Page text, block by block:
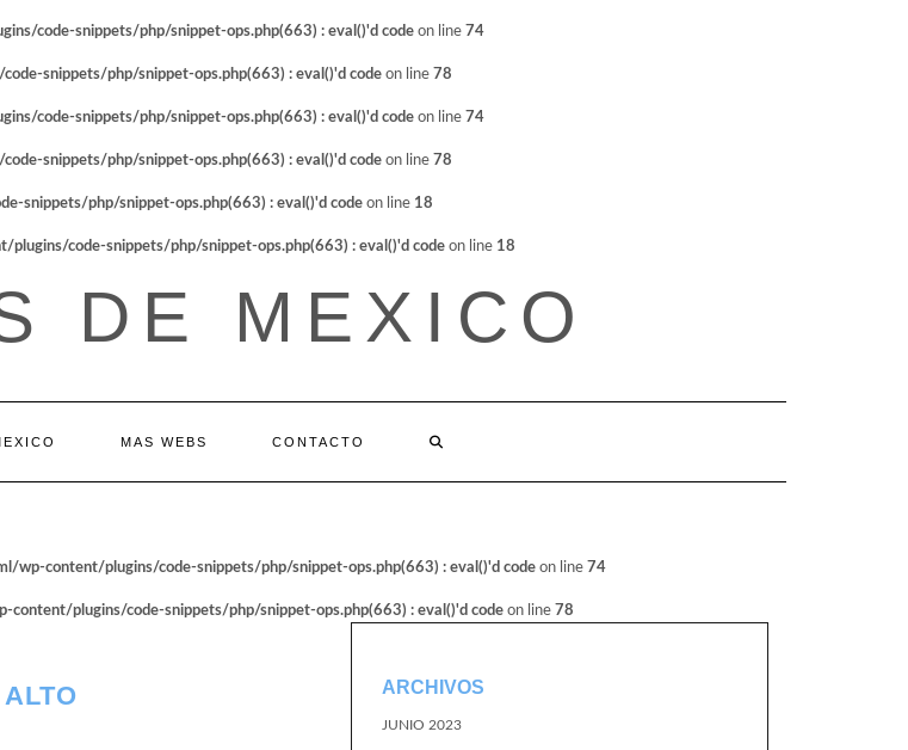
code-snippets/php/snippet-ops.php(663) : eval()'d code on line 74
snippets/php/snippet-ops.php(663) : eval()'d code on line 78
code-snippets/php/snippet-ops.php(663) : eval()'d code on line 74
snippets/php/snippet-ops.php(663) : eval()'d code on line 78
snippets/php/snippet-ops.php(663) : eval()'d code on line 18
code-snippets/php/snippet-ops.php(663) : eval()'d code on line 18
DE MEXICO
MAS WEBS CONTACTO
wp-content/plugins/code-snippets/php/snippet-ops.php(663) : eval()'d code on line 74
plugins/code-snippets/php/snippet-ops.php(663) : eval()'d code on line 78
ARCHIVOS
JUNIO 2023